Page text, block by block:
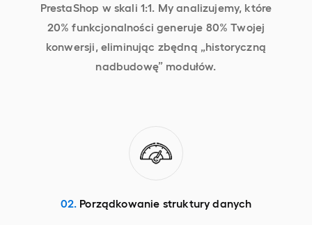
PrestaShop w skali 1:1. My analizujemy, które
20% funkcjonalności generuje 80% Twojej
konwersji, eliminując zbędną „historyczną
nadbudowę” modułów.
02. Porządkowanie struktury danych